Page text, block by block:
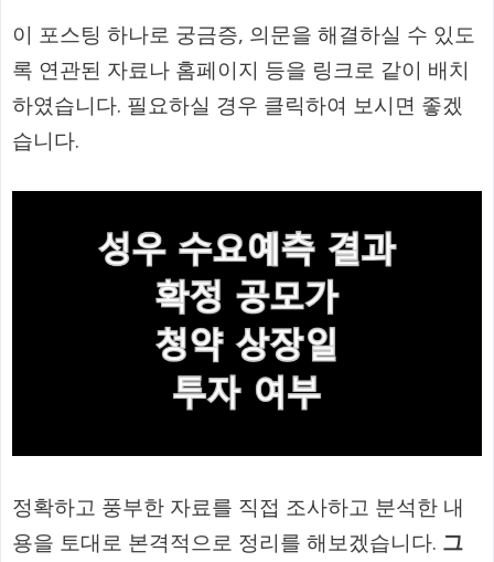
이 포스팅 하나로 궁금증, 의문을 해결하실 수 있도
록 연관된 자료나 홈페이지 등을 링크로 같이 배치
하였습니다. 필요하실 경우 클릭하여 보시면 좋겠
습니다.
정확하고 풍부한 자료를 직접 조사하고 분석한 내
용을 토대로 본격적으로 정리를 해보겠습니다. 그